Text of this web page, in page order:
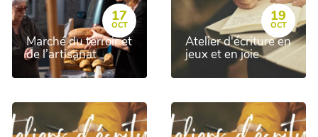
17
OCT
Marché du terroir et
de l’artisanat
19
OCT
Atelier d'écriture en
jeux et en joie